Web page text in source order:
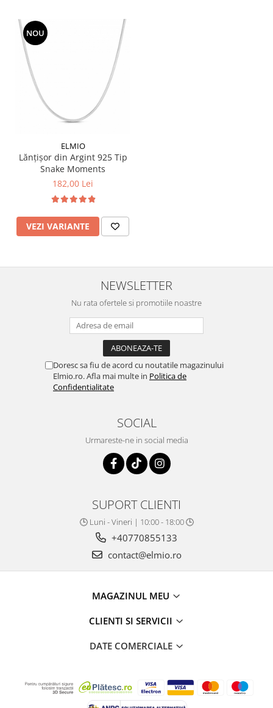
NOU
ELMIO
Lănțișor din Argint 925 Tip
Snake Moments
182,00 Lei
VEZI VARIANTE
NEWSLETTER
Nu rata ofertele si promotiile noastre
Doresc sa fiu de acord cu noutatile magazinului
Elmio.ro. Afla mai multe in Politica de
Confidentialitate
SOCIAL
Urmareste-ne in social media
SUPORT CLIENTI
🕒 Luni - Vineri | 10:00 - 18:00 🕒
+40770855133
contact@elmio.ro
MAGAZINUL MEU
CLIENTI SI SERVICII
DATE COMERCIALE